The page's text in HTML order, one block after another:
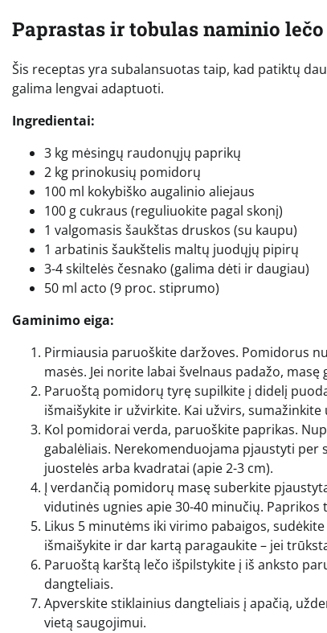
Paprastas ir tobulas naminio
Šis receptas yra subalansuotas taip, kad patiktų
galima lengvai adaptuoti.
Ingredientai:
3 kg mėsingų raudonųjų paprikų
2 kg prinokusių pomidorų
100 ml kokybiško augalinio aliejaus
100 g cukraus (reguliuokite pagal skonį)
1 valgomasis šaukštas druskos (su kaupu)
1 arbatinis šaukštelis maltų juodųjų pipirų
3-4 skiltelės česnako (galima dėti ir daugiau)
50 ml acto (9 proc. stiprumo)
Gaminimo eiga:
Pirmiausia paruoškite daržoves. Pomidorus
masės. Jei norite labai švelnaus padažo,
Paruoštą pomidorų tyrę supilkite į didelį
išmaišykite ir užvirkite. Kai užvirs,
Kol pomidorai verda, paruoškite paprikas.
gabalėliais. Nerekomenduojama pjaustyti
juostelės arba kvadratai (apie 2-3 cm).
Į verdančią pomidorų masę suberkite
vidutinės ugnies apie 30-40 minučių.
Likus 5 minutėms iki virimo pabaigos,
išmaišykite ir dar kartą paragaukite – jei
Paruoštą karštą lečo išpilstykite į iš anksto
dangteliais.
Apverskite stiklainius dangteliais į apačią,
vietą saugojimui.